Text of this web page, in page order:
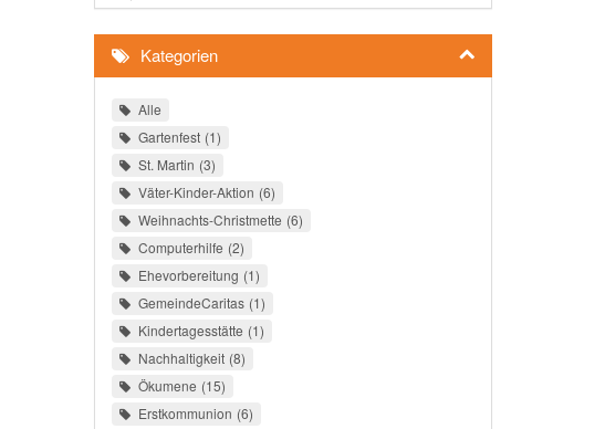
Kategorien
Alle
Gartenfest 1
St. Martin 3
Väter-Kinder-Aktion 6
Weihnachts-Christmette 6
Computerhilfe 2
Ehevorbereitung 1
GemeindeCaritas 1
Kindertagesstätte 1
Nachhaltigkeit 8
Ökumene 15
Erstkommunion 6